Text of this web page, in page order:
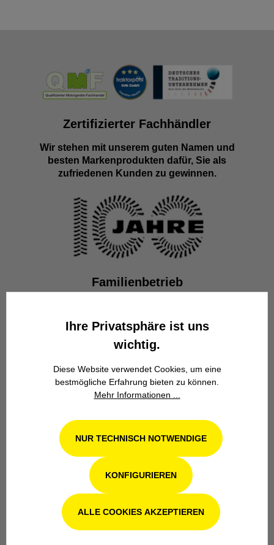
Zertifizierter Fachhändler
Wir stehen mit unserem guten Namen und
besten Markenprodukten dafür, Sie als
zufriedenen Kunden zu gewinnen.
Familienbetrieb
Kompetenz, Innovation und
Zuverlässigkeit.
Werkstatt in Odenthal / Köln
Unsere Fachwerkstatt für Garten-, Forst-
und Landtechnik- Geräte in Odenthal bei
Köln steht Ihnen auch nach dem Kauf mit
Rat und Tat zur Seite.
Ihre Privatsphäre ist uns
wichtig.
Diese Website verwendet Cookies, um eine
bestmögliche Erfahrung bieten zu können.
Mehr Informationen ...
NUR TECHNISCH NOTWENDIGE
KONFIGURIEREN
ALLE COOKIES AKZEPTIEREN